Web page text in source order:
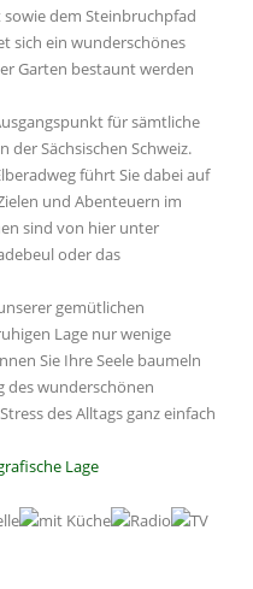
dem Steinbruchpfad
sich ein wunderschönes
Garten bestaunt werden
für sämtliche
Sächsischen Schweiz.
führt Sie dabei auf
und Abenteuern im
sind von hier unter
oder das
gemütlichen
Lage nur wenige
Sie Ihre Seele baumeln
des wunderschönen
des Alltags ganz einfach
Lage